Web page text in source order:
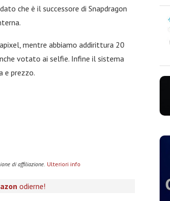
che è il successore di Snapdragon
mentre abbiamo addirittura 20
votato ai selfie. Infine il sistema
e prezzo.
di affiliazione. Ulteriori info
odierne!